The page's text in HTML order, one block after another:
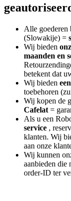
Alle goederen
(Slowakije) =
Wij bieden
maanden en
betekent dat
Wij bieden
toebehoren
Wij kopen de
Cafelat =
Als u een
service ,
klanten. Wij
aan onze
Wij kunnen
aanbieden die
order-ID ter